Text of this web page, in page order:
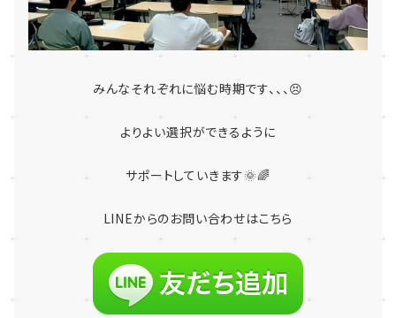
みんなそれぞれに悩む時期です、、、😣
よりよい選択ができるように
サポートしていきます🌞🌈
LINEからのお問い合わせはこちら